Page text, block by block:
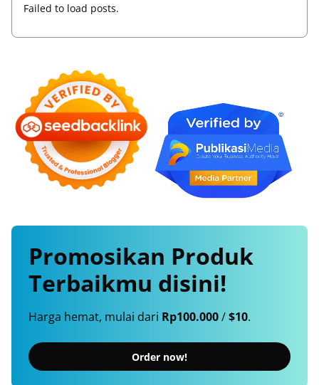
Failed to load posts.
Promosikan Produk
Terbaikmu disini!
Harga hemat, mulai dari Rp100.000/$10.
Order now!